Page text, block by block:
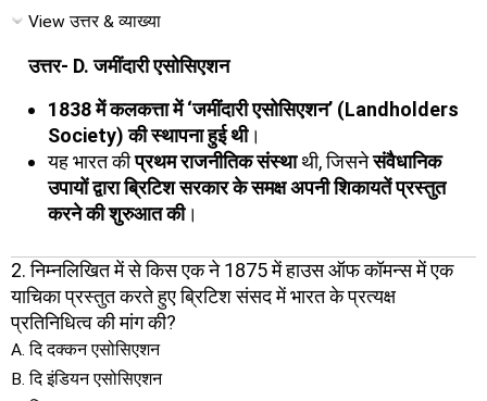
View उत्तर & व्याख्या
उत्तर- D. जमींदारी एसोसिएशन
1838 में कलकत्ता में ‘जमींदारी एसोसिएशन’ (Landholders
Society) की स्थापना हुई थी।
यह भारत कीप्रथम राजनीतिक संस्थाथी, जिसनेसंवैधानिक
उपायों द्वारा ब्रिटिश सरकार के समक्ष अपनी शिकायतें प्रस्तुत
करने की शुरुआत की।
2. निम्नलिखित में से किस एक ने 1875 में हाउस ऑफ कॉमन्स में एक
याचिका प्रस्तुत करते हुए ब्रिटिश संसद में भारत के प्रत्यक्ष
प्रतिनिधित्व की मांग की?
A. दि दक्कन एसोसिएशन
B. दि इंडियन एसोसिएशन